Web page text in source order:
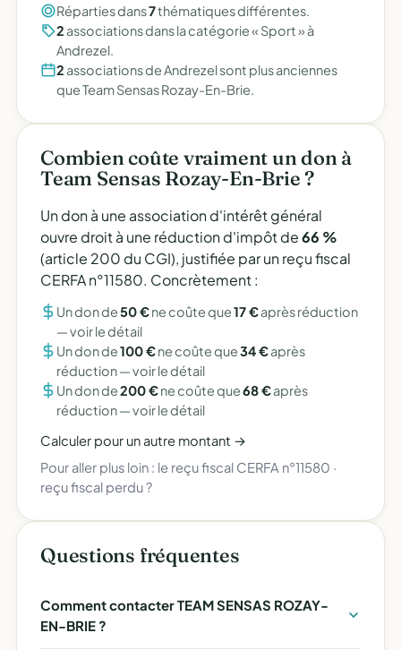
Réparties dans7thématiques différentes.
2 associations dans la catégorie « Sport » à
Andrezel.
2 associations de Andrezel sont plus anciennes
que Team Sensas Rozay-En-Brie.
Combien coûte vraiment un don à
Team Sensas Rozay-En-Brie ?
Un don à une association d'intérêt général
ouvre droit à une réduction d'impôt de66 %
(article 200 du CGI), justifiée par un reçu fiscal
CERFA n°11580. Concrètement :
Un don de50 €ne coûte que17 €après réduction
—voir le détail
Un don de100 €ne coûte que34 €après
réduction —voir le détail
Un don de200 €ne coûte que68 €après
réduction —voir le détail
Calculer pour un autre montant →
Pour aller plus loin : le reçu fiscal CERFA n°11580 ·
reçu fiscal perdu ?
Questions fréquentes
Comment contacter TEAM SENSAS ROZAY-
EN-BRIE ?